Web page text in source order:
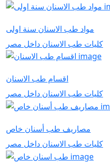
مواد طب الاسنان سنة اولى
كليات طب الاسنان داخل مصر
اقسام طب الاسنان
كليات طب الاسنان داخل مصر
مصاريف طب أسنان خاص
كليات طب الاسنان داخل مصر